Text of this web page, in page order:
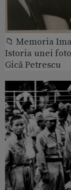
📁 Memoria
Istoria unei
Gică Petrescu